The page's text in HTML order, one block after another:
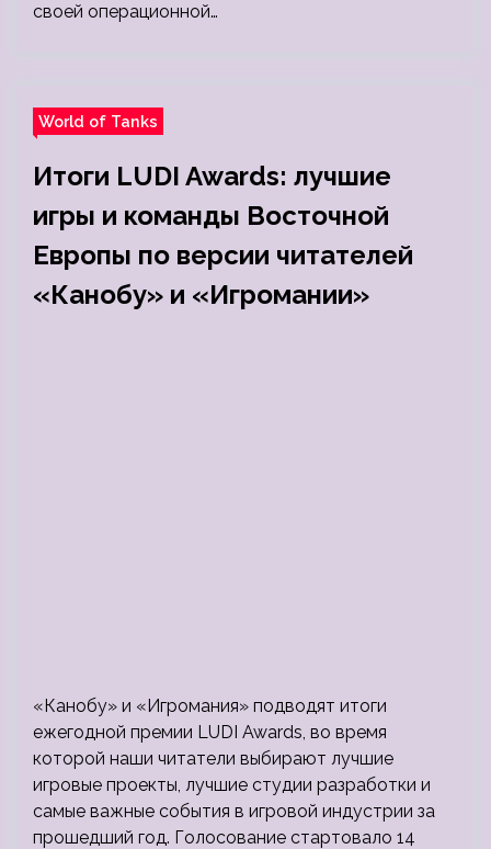
своей операционной…
World of Tanks
Итоги LUDI Awards: лучшие
игры и команды Восточной
Европы по версии читателей
«Канобу» и «Игромании»
«Канобу» и «Игромания» подводят итоги
ежегодной премии LUDI Awards, во время
которой наши читатели выбирают лучшие
игровые проекты, лучшие студии разработки и
самые важные события в игровой индустрии за
прошедший год. Голосование стартовало 14